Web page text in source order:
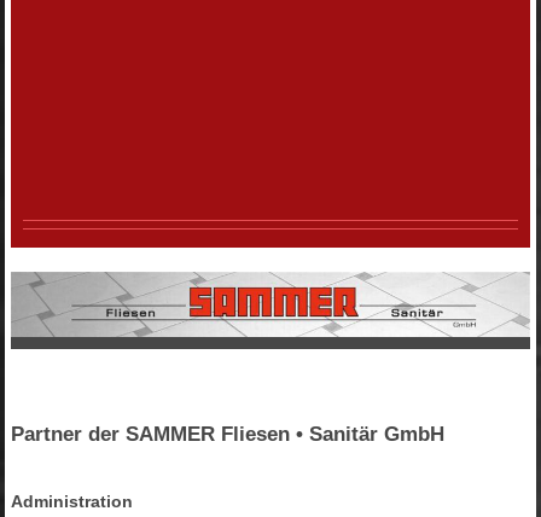
Partner der SAMMER Fliesen • Sanitär GmbH
Administration